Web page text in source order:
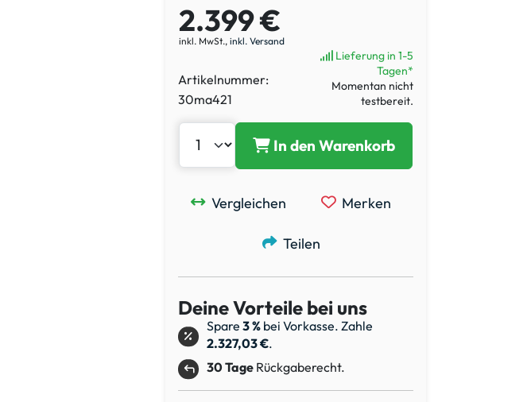
2.399 €
inkl. MwSt., inkl. Versand
Artikelnummer:
30ma421
Lieferung in 1-5
Tagen*
Momentan nicht
testbereit.
In den Warenkorb
Vergleichen Merken
Teilen
Deine Vorteile bei uns
Spare 3 % bei Vorkasse. Zahle
2.327,03 €.
30 Tage Rückgaberecht.